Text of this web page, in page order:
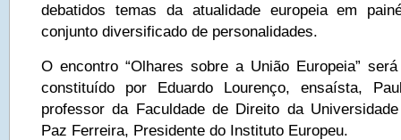
debatidos temas da atualidade europeia em
conjunto diversificado de personalidades.
O encontro “Olhares sobre a União Europeia”
constituído por Eduardo Lourenço, ensaísta,
professor da Faculdade de Direito da
Paz Ferreira, Presidente do Instituto Europeu.